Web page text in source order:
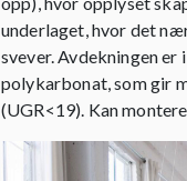
underlaget, hvor det
svever. Avdekningen
polykarbonat, som gir
(UGR<19). Kan